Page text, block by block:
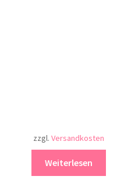
zzgl. Versandkosten
Weiterlesen